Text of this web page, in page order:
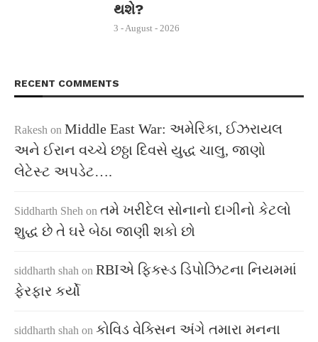
થશે?
3 - August - 2026
RECENT COMMENTS
Rakesh on Middle East War: અમેરિકા, ઈઝરાયલ
અને ઈરાન વચ્ચે છઠ્ઠા દિવસે યુદ્ધ ચાલુ, જાણો
લેટેસ્ટ અપડેટ….
Siddharth Sheh on તમે ખરીદેલ સોનાનો દાગીનો કેટલો
શુદ્ધ છે તે ઘરે બેઠા જાણી શકો છો
siddharth shah on RBIએ ફિક્સ્ડ ડિપોઝિટના નિયમમાં
ફેરફાર કર્યો
siddharth shah on કોવિડ વેક્સિન અંગે તમારા મનના